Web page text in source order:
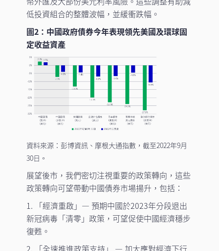
低投資組合的整體波幅，並緩衝跌幅。
圖2：中國政府債券今年表現領先美國及環球固
定收益資產
資料來源：彭博資訊、摩根大通指數，截至2022年9月
30日。
展望後市，我們密切注視重要的政策轉向，這些
政策轉向可望帶動中國債券市場揚升，包括：
1. 「經濟重啟」— 預期中國於2023年分段退出
新冠病毒「清零」政策，可望促使中國經濟穩步
復甦。
2. 「全速推進政策支持」 — 加大應對經濟下行